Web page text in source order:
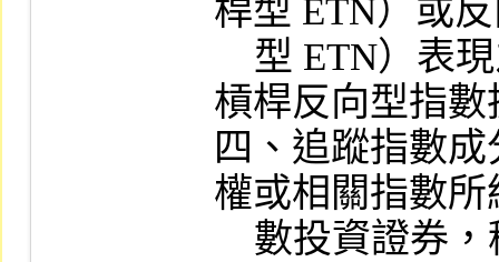
桿型 ETN）或
槓桿反向型指
四、追蹤指數
權或相關指數